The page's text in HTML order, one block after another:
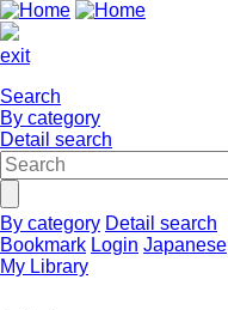
exit
Search
By category
Detail search
By category Detail search
Bookmark Login Japanese
My Library